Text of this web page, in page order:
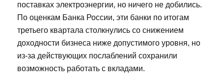
поставках электроэнергии, но ничего не добились.
По оценкам Банка России, эти банки по итогам
третьего квартала столкнулись со снижением
доходности бизнеса ниже допустимого уровня, но
из-за действующих послаблений сохранили
возможность работать с вкладами.